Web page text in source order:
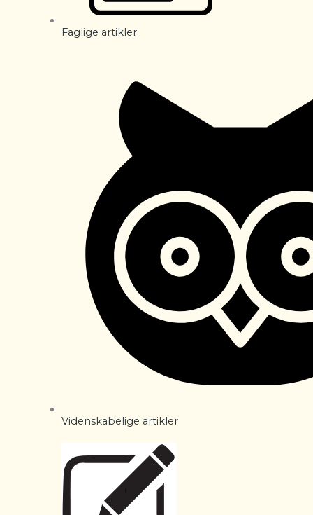
Faglige artikler
Videnskabelige artikler